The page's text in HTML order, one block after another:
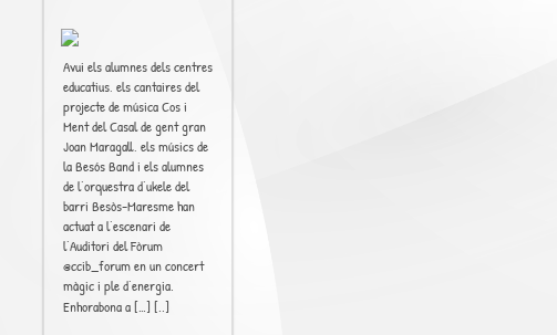
Avui els alumnes dels centres
educatius, els cantaires del
projecte de música Cos i
Ment del Casal de gent gran
Joan Maragall, els músics de
la Besós Band i els alumnes
de l’orquestra d’ukele del
barri Besòs-Maresme han
actuat a l’escenari de
l’Auditori del Fòrum
@ccib_forum en un concert
màgic i ple d’energia.
Enhorabona a […] [..]